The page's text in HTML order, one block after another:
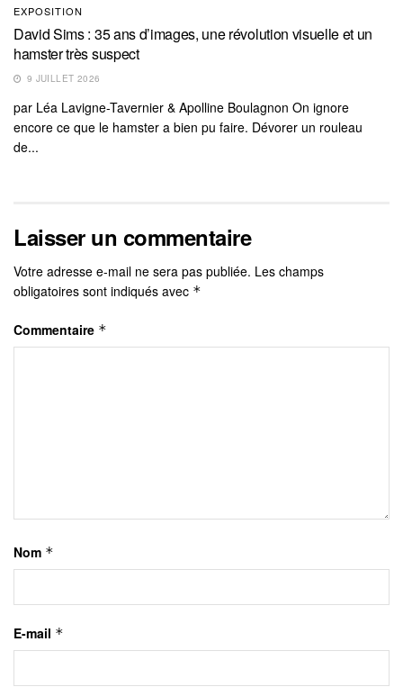
EXPOSITION
David Sims : 35 ans d’images, une révolution visuelle et un
hamster très suspect
9 JUILLET 2026
par Léa Lavigne-Tavernier & Apolline Boulagnon On ignore
encore ce que le hamster a bien pu faire. Dévorer un rouleau
de...
Laisser un commentaire
Votre adresse e-mail ne sera pas publiée. Les champs
obligatoires sont indiqués avec *
Commentaire *
Nom *
E-mail *